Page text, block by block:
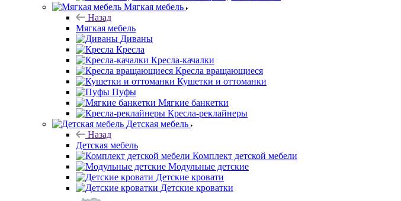
Мягкая мебель
Назад
Мягкая мебель
Диваны
Кресла
Кресла-качалки
Кресла вращающиеся
Кушетки и оттоманки
Пуфы
Мягкие банкетки
Кресла-реклайнеры
Детская мебель
Назад
Детская мебель
Комплект детской мебели
Модульные детские
Детские кровати
Детские кроватки